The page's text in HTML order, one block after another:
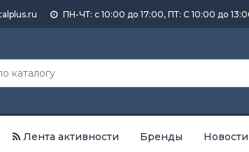
ПН-ЧТ: с 10:00 до 17:00, ПТ: С 10:00 до
Лента активности Бренды